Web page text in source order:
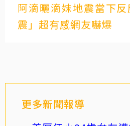
阿滴曬滴妹地震當下
震」超有感網友嚇爆
更多新聞報導